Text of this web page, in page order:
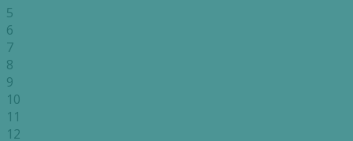
5
6
7
8
9
10
11
12